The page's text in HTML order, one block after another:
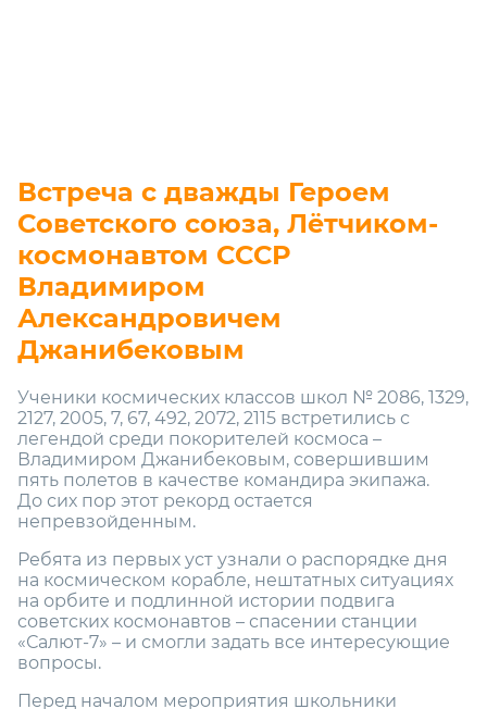
Встреча с дважды Героем
Советского союза, Лётчиком-
космонавтом СССР
Владимиром
Александровичем
Джанибековым
Ученики космических классов школ № 2086, 1329,
2127, 2005, 7, 67, 492, 2072, 2115 встретились с
легендой среди покорителей космоса –
Владимиром Джанибековым, совершившим
пять полетов в качестве командира экипажа.
До сих пор этот рекорд остается
непревзойденным.
Ребята из первых уст узнали о распорядке дня
на космическом корабле, нештатных ситуациях
на орбите и подлинной истории подвига
советских космонавтов – спасении станции
«Салют-7» – и смогли задать все интересующие
вопросы.
Перед началом мероприятия школьники